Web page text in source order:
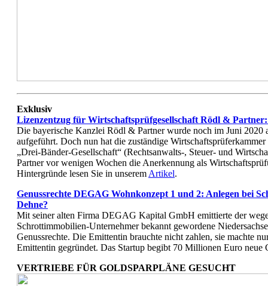
Exklusiv
Lizenzentzug für Wirtschaftsprüfgesellschaft Rödl &
Die bayerische Kanzlei Rödl & Partner wurde noch im Juni 2020
aufgeführt. Doch nun hat die zuständige
„Drei-Bänder-Gesellschaft“ (Rechtsanwalts-, Steuer- und
Partner vor wenigen Wochen die Anerkennung als
Hintergründe lesen Sie in unserem Artikel.
Genussrechte DEGAG Wohnkonzept 1 und 2: Anlegen bei
Dehne?
Mit seiner alten Firma DEGAG Kapital GmbH emittierte der
Schrottimmobilien-Unternehmer bekannt gewordene
Genussrechte. Die Emittentin brauchte nicht zahlen, sie machte
Emittentin gegründet. Das Startup begibt 70 Millionen Euro neue
VERTRIEBE FÜR GOLDSPARPLÄNE GESUCHT